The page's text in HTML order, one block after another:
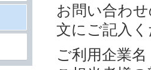
お問い合わ
文にご記入
ご利用企業名